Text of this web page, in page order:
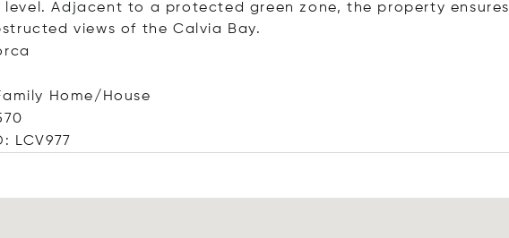
Adjacent to a protected green zone, the property ensures
views of the Calvia Bay.
Home/House
LCV977